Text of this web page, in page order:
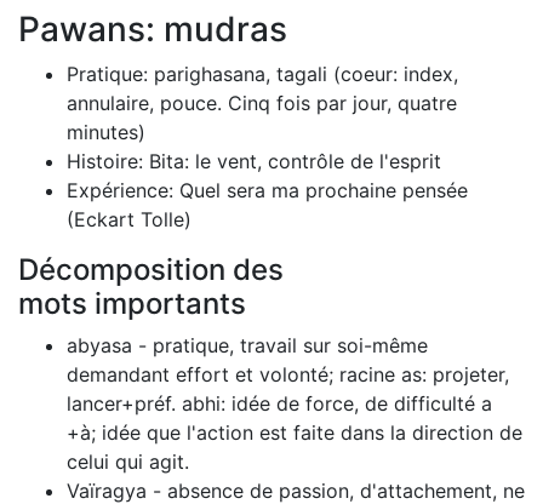
Pawans: mudras
Pratique: parighasana, tagali (coeur: index,
annulaire, pouce. Cinq fois par jour, quatre
minutes)
Histoire: Bita: le vent, contrôle de l'esprit
Expérience: Quel sera ma prochaine pensée
(Eckart Tolle)
Décomposition des
mots importants
abyasa - pratique, travail sur soi-même
demandant effort et volonté; racine as: projeter,
lancer+préf. abhi: idée de force, de difficulté a
+à; idée que l'action est faite dans la direction de
celui qui agit.
Vaïragya - absence de passion, d'attachement, ne